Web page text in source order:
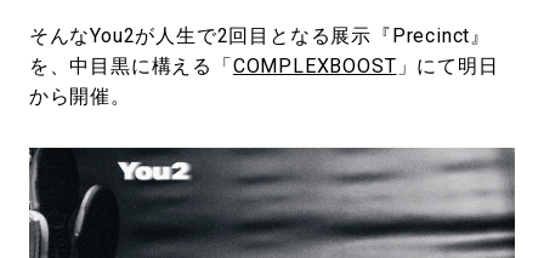
そんなYou2が人生で2回目となる展示『Precinct』
を、中目黒に構える「COMPLEXBOOST 」にて明日
から開催。